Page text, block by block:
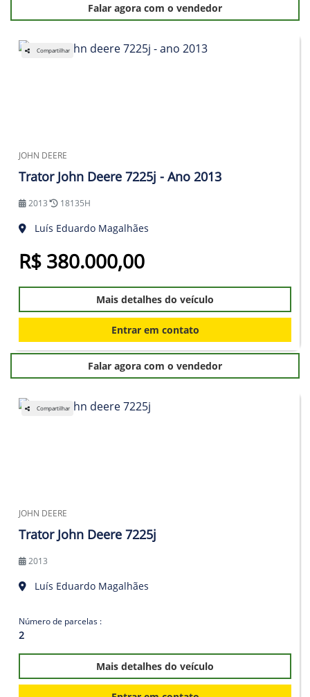
Falar agora com o vendedor
Compartilhar
JOHN DEERE
Trator John Deere 7225j - Ano 2013
2013 18135H
Luís Eduardo Magalhães
R$ 380.000,00
Mais detalhes do veículo
Entrar em contato
Falar agora com o vendedor
Compartilhar
JOHN DEERE
Trator John Deere 7225j
2013
Luís Eduardo Magalhães
Número de parcelas :
2
Mais detalhes do veículo